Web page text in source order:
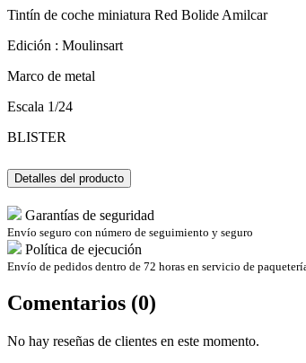
Tintín de coche miniatura Red Bolide Amilcar
Edición : Moulinsart
Marco de metal
Escala 1/24
BLISTER
Detalles del producto
Garantías de seguridad
Envío seguro con número de seguimiento y seguro
Política de ejecución
Envío de pedidos dentro de 72 horas en servicio de
Comentarios (0)
No hay reseñas de clientes en este momento.